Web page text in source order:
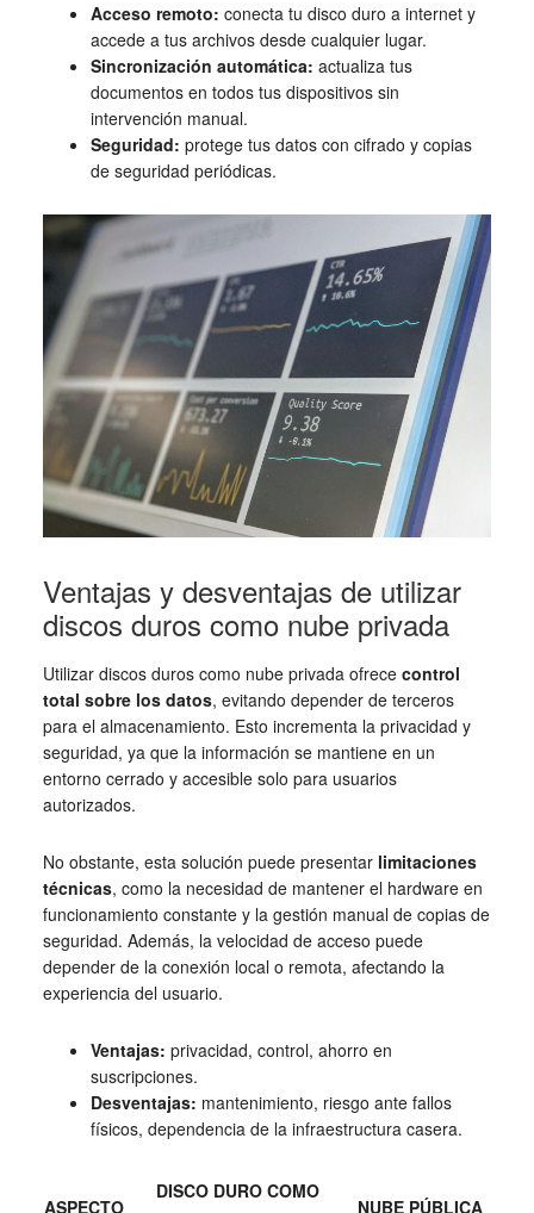
Acceso remoto: conecta tu disco duro a internet y
accede a tus archivos desde cualquier lugar.
Sincronización automática: actualiza tus
documentos en todos tus dispositivos sin
intervención manual.
Seguridad: protege tus datos con cifrado y copias
de seguridad periódicas.
Ventajas y desventajas de utilizar
discos duros como nube privada
Utilizar discos duros como nube privada ofrece control
total sobre los datos, evitando depender de terceros
para el almacenamiento. Esto incrementa la privacidad y
seguridad, ya que la información se mantiene en un
entorno cerrado y accesible solo para usuarios
autorizados.
No obstante, esta solución puede presentar limitaciones
técnicas, como la necesidad de mantener el hardware en
funcionamiento constante y la gestión manual de copias de
seguridad. Además, la velocidad de acceso puede
depender de la conexión local o remota, afectando la
experiencia del usuario.
Ventajas: privacidad, control, ahorro en
suscripciones.
Desventajas: mantenimiento, riesgo ante fallos
físicos, dependencia de la infraestructura casera.
ASPECTO
DISCO DURO COMO
NUBE PÚBLICA